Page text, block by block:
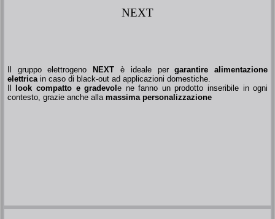
NEXT
Il gruppo elettrogeno NEXT è ideale pergarantire alimentazione
elettricain caso di black-out ad applicazioni domestiche.
look compatto e gradevole ne fanno un prodotto inseribile in ogni
contesto, grazie anche alla massima personalizzazione